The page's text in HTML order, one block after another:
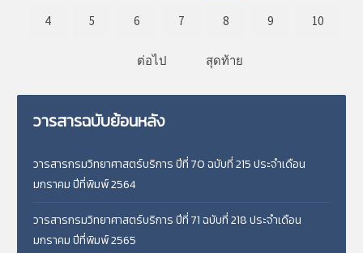
4 5 6 7 8 9 10
ต่อไป สุดท้าย
วารสารฉบับย้อนหลัง
วารสารกรมวิทยาศาสตร์บริการ ปีที่ 70 ฉบับที่ 215 ประจำเดือน
มกราคม ปีที่พิมพ์ 2564
วารสารกรมวิทยาศาสตร์บริการ ปีที่ 71 ฉบับที่ 218 ประจำเดือน
มกราคม ปีที่พิมพ์ 2565